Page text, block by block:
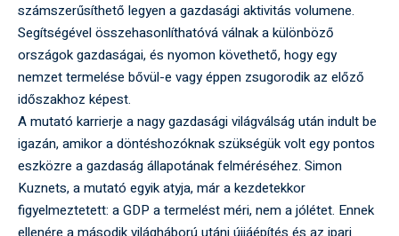
számszerűsíthető legyen a gazdasági aktivitás volumene.
Segítségével összehasonlíthatóvá válnak a különböző
országok gazdaságai, és nyomon követhető, hogy egy
nemzet termelése bővül-e vagy éppen zsugorodik az előző
időszakhoz képest.
A mutató karrierje a nagy gazdasági világválság után indult be
igazán, amikor a döntéshozóknak szükségük volt egy pontos
eszközre a gazdaság állapotának felméréséhez. Simon
Kuznets, a mutató egyik atyja, már a kezdetekkor
figyelmeztetett: a GDP a termelést méri, nem a jólétet. Ennek